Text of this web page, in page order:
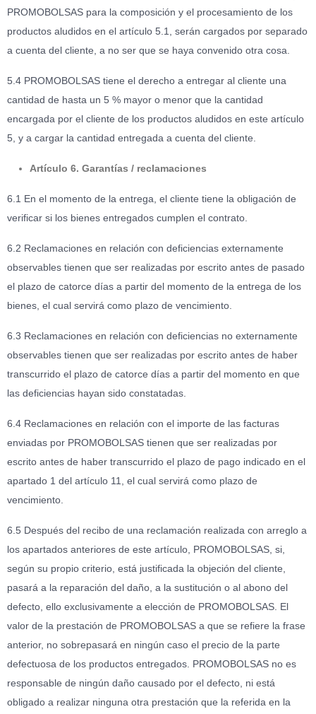
PROMOBOLSAS para la composición y el procesamiento de los
productos aludidos en el artículo 5.1, serán cargados por separado
a cuenta del cliente, a no ser que se haya convenido otra cosa.
5.4 PROMOBOLSAS tiene el derecho a entregar al cliente una
cantidad de hasta un 5 % mayor o menor que la cantidad
encargada por el cliente de los productos aludidos en este artículo
5, y a cargar la cantidad entregada a cuenta del cliente.
Artículo 6. Garantías / reclamaciones
6.1 En el momento de la entrega, el cliente tiene la obligación de
verificar si los bienes entregados cumplen el contrato.
6.2 Reclamaciones en relación con deficiencias externamente
observables tienen que ser realizadas por escrito antes de pasado
el plazo de catorce días a partir del momento de la entrega de los
bienes, el cual servirá como plazo de vencimiento.
6.3 Reclamaciones en relación con deficiencias no externamente
observables tienen que ser realizadas por escrito antes de haber
transcurrido el plazo de catorce días a partir del momento en que
las deficiencias hayan sido constatadas.
6.4 Reclamaciones en relación con el importe de las facturas
enviadas por PROMOBOLSAS tienen que ser realizadas por
escrito antes de haber transcurrido el plazo de pago indicado en el
apartado 1 del artículo 11, el cual servirá como plazo de
vencimiento.
6.5 Después del recibo de una reclamación realizada con arreglo a
los apartados anteriores de este artículo, PROMOBOLSAS, si,
según su propio criterio, está justificada la objeción del cliente,
pasará a la reparación del daño, a la sustitución o al abono del
defecto, ello exclusivamente a elección de PROMOBOLSAS. El
valor de la prestación de PROMOBOLSAS a que se refiere la frase
anterior, no sobrepasará en ningún caso el precio de la parte
defectuosa de los productos entregados. PROMOBOLSAS no es
responsable de ningún daño causado por el defecto, ni está
obligado a realizar ninguna otra prestación que la referida en la